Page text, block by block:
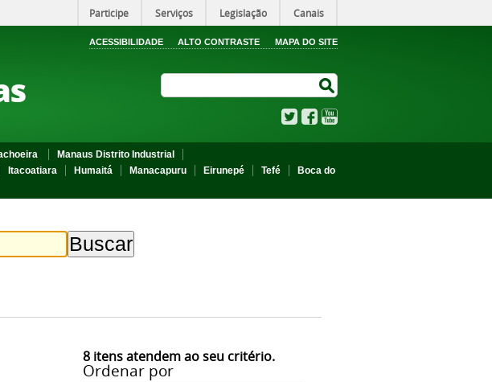
Participe Serviços Legislação Canais
ACESSIBILIDADE ALTO CONTRASTE MAPA DO SITE
TwitterFacebook
Manaus Distrito Industrial
Itacoatiara Humaitá Manacapuru Eirunepé Tefé
Boca do
8itens atendem ao seu critério.
Ordenar por